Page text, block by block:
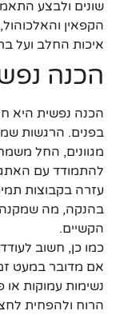
שונים ולבצע
הקפאין
איכות החלב ועל
הכנה
הכנה נפשית היא
בפנים. הרגשות
מגוונים, החל
להתמודד עם
עזרה בקבוצות
בהנקה, מה שמקנה
הקשיים.
כמו כן, חשוב
אם מדובר במעט
נשימות עמוקות או
הרוח ולהפחית